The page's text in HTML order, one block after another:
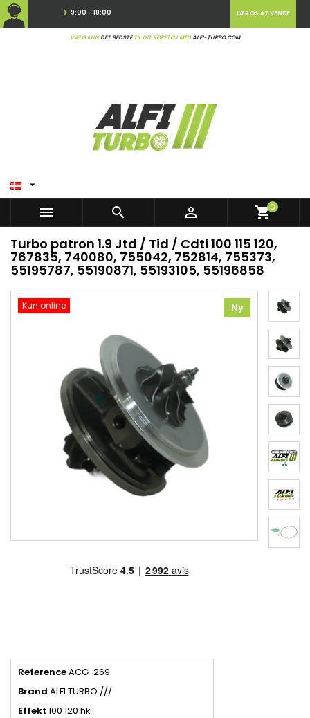
9:00 - 18:00
VÆLG KUNDET BEDSTETIL DIT KØRETØJ MEDALFI-TURBO.COM
LÆR OS AT KENDE

   shopping_cart0
Turbo patron 1.9 Jtd / Tid / Cdti 100 115 120,
767835, 740080, 755042, 752814, 755373,
55195787, 55190871, 55193105, 55196858
Kun online Ny
ReferenceACG-269
Brand ALFI TURBO ///
Effekt 100 120 hk